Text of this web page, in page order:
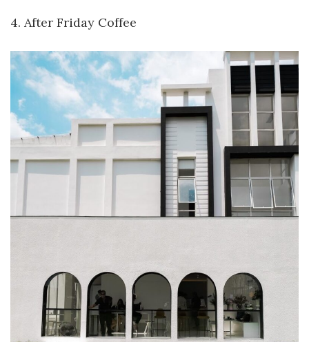
4. After Friday Coffee